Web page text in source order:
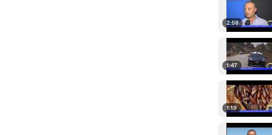
2:58
1:47
1:19